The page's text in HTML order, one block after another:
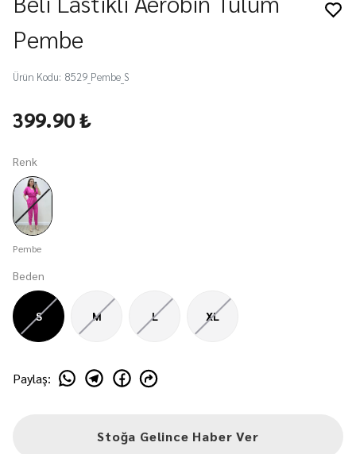
Pembe
Ürün Kodu: 8529_Pembe_S
399.90 ₺
Renk
Pembe
Beden
S M L XL
Paylaş:
Stoğa Gelince Haber Ver